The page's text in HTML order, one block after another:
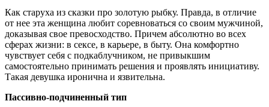
Как старуха из сказки про золотую рыбку. Правда, в отличие
от нее эта женщина любит соревноваться со своим мужчиной,
доказывая свое превосходство. Причем абсолютно во всех
сферах жизни: в сексе, в карьере, в быту. Она комфортно
чувствует себя с подкаблучником, не привыкшим
самостоятельно принимать решения и проявлять инициативу.
Такая девушка иронична и язвительна.
Пассивно-подчиненный тип